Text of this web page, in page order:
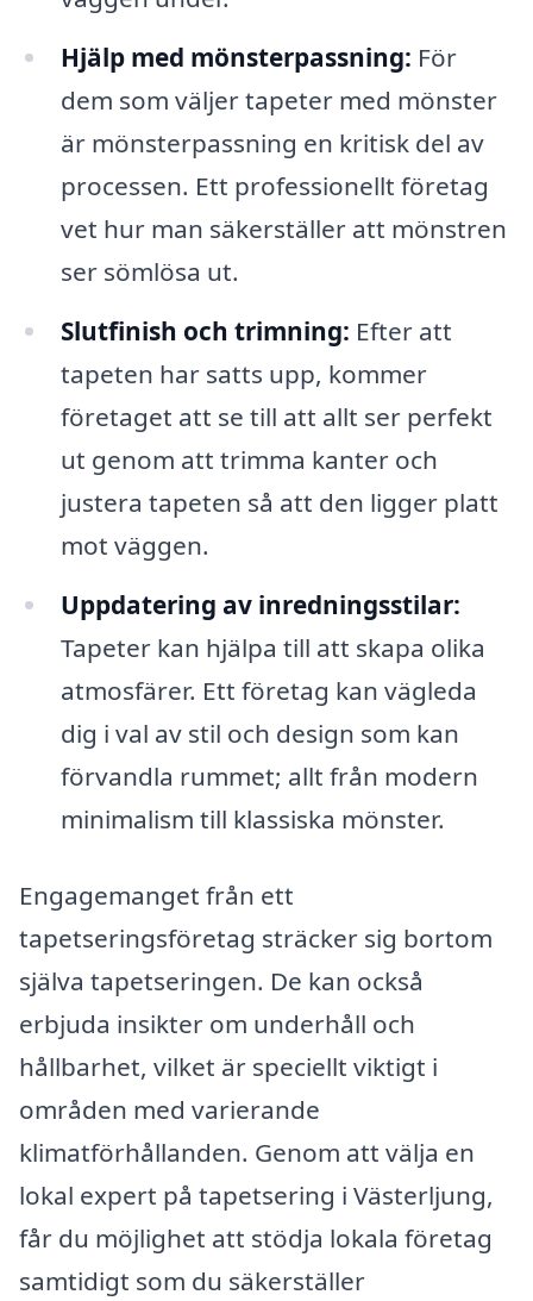
Hjälp med mönsterpassning: För
dem som väljer tapeter med mönster
är mönsterpassning en kritisk del av
processen. Ett professionellt företag
vet hur man säkerställer att mönstren
ser sömlösa ut.
Slutfinish och trimning: Efter att
tapeten har satts upp, kommer
företaget att se till att allt ser perfekt
ut genom att trimma kanter och
justera tapeten så att den ligger platt
mot väggen.
Uppdatering av inredningsstilar:
Tapeter kan hjälpa till att skapa olika
atmosfärer. Ett företag kan vägleda
dig i val av stil och design som kan
förvandla rummet; allt från modern
minimalism till klassiska mönster.
Engagemanget från ett
tapetseringsföretag sträcker sig bortom
själva tapetseringen. De kan också
erbjuda insikter om underhåll och
hållbarhet, vilket är speciellt viktigt i
områden med varierande
klimatförhållanden. Genom att välja en
lokal expert på tapetsering i Västerljung,
får du möjlighet att stödja lokala företag
samtidigt som du säkerställer